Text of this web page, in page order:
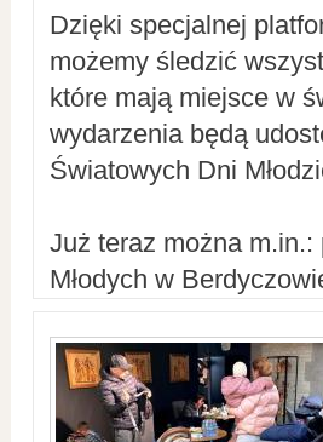
Dzięki specjalnej
możemy śledzić
które mają miejsce w
wydarzenia będą
Światowych Dni
Już teraz można
Młodych w